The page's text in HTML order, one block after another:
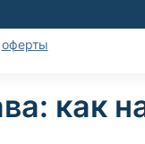
оферты
как